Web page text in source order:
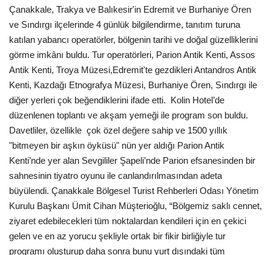
Röportajlar
Gezi - Yorum
Sizlerden Gelenler
Yorumlar
Video Tanıtım
Köşe Yazarları
Galeri
Çanakkale, Trakya ve Balıkesir'in Edremit ve Burhaniye Ören
ve Sındırgı ilçelerinde 4 günlük bilgilendirme, tanıtım turuna
katılan yabancı operatörler, bölgenin tarihi ve doğal güzelliklerini
görme imkânı buldu. Tur operatörleri, Parion Antik Kenti, Assos
Antik Kenti, Troya Müzesi,Edremit'te gezdikleri Antandros Antik
Kenti, Kazdağı Etnografya Müzesi, Burhaniye Ören, Sındırgı ile
diğer yerleri çok beğendiklerini ifade etti. Kolin Hotel’de
düzenlenen toplantı ve akşam yemeği ile program son buldu.
Davetliler, özellikle çok özel değere sahip ve 1500 yıllık
"bitmeyen bir aşkın öyküsü" nün yer aldığı Parion Antik
Kenti’nde yer alan Sevgililer Şapeli’nde Parion efsanesinden bir
sahnesinin tiyatro oyunu ile canlandırılmasından adeta
büyülendi. Çanakkale Bölgesel Turist Rehberleri Odası Yönetim
Kurulu Başkanı Ümit Cihan Müşterioğlu, “Bölgemiz saklı cennet,
ziyaret edebilecekleri tüm noktalardan kendileri için en çekici
gelen ve en az yorucu şekliyle ortak bir fikir birliğiyle tur
programı oluşturup daha sonra bunu yurt dışındaki tüm